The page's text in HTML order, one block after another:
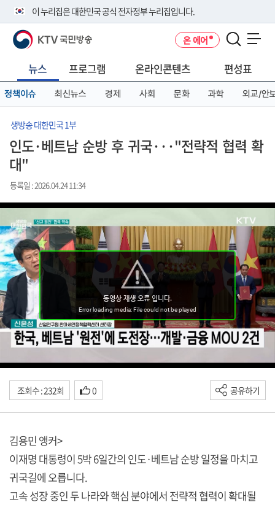
기
이 누리집은 대한민국 공식 전자정부 누리집입니다.
공식 누리집 주소 확인하기
니다.
이밖에 or.kr 또는 .kr등 다른 도메인 주소를 사용하고 있다면 아래 URL에
서 도메인 주소를 확인해 보세요
KTV 국민방송 온 에어
뉴스 프로그램 온라인콘텐츠 편성표
정책이슈 최신뉴스 경제 사회 문화 과학 외교/안
생방송 대한민국 1부
인도·베트남 순방 후 귀국···"전략적 협력 확
대"
등록일 : 2026.04.24 11:34
조회수 : 232회 0 공유하기
김용민 앵커>
이재명 대통령이 5박 6일간의 인도·베트남 순방 일정을 마치고
귀국길에 오릅니다.
고속 성장 중인 두 나라와 핵심 분야에서 전략적 협력이 확대될